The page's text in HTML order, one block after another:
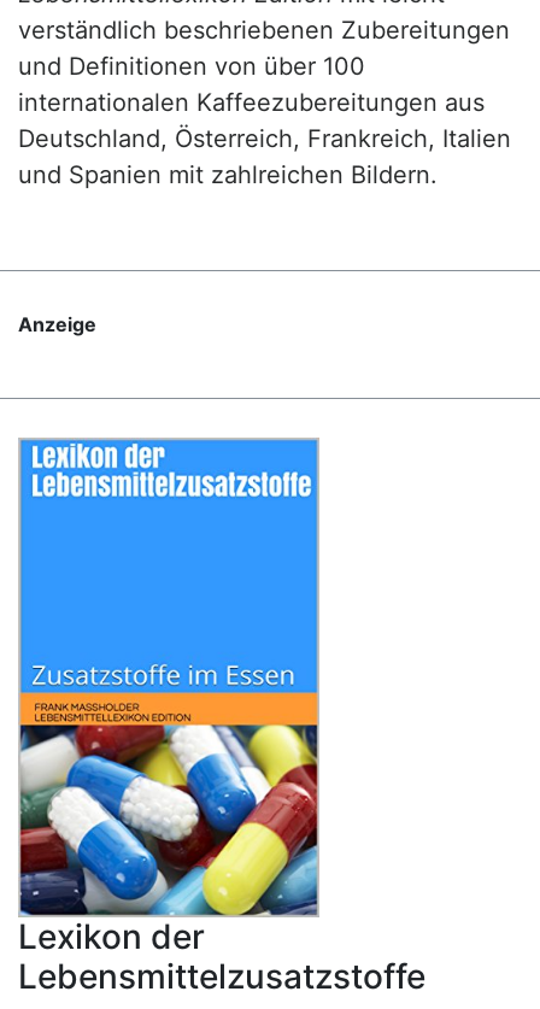
verständlich beschriebenen Zubereitungen
und Definitionen von über 100
internationalen Kaffeezubereitungen aus
Deutschland, Österreich, Frankreich, Italien
und Spanien mit zahlreichen Bildern.
Anzeige
Lexikon der
Lebensmittelzusatzstoffe